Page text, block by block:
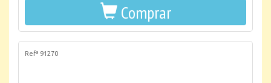
Comprar
Refª 91270